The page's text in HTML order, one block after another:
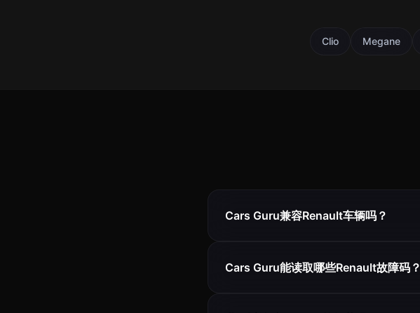
Clio Megane
Cars Guru兼容Renault车辆吗？
Cars Guru能读取哪些Renault故障码？